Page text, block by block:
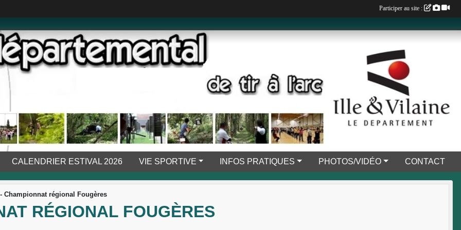
CALENDRIER ESTIVAL 2026 VIE SPORTIVE INFOS PRATIQUES PHOTOS/VIDÉO CONTACT
Championnat régional Fougères
RÉGIONAL FOUGÈRES
Participer au site :